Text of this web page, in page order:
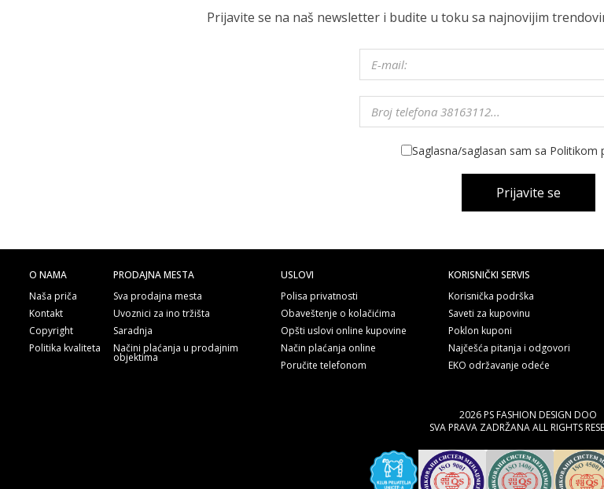
Prijavite se na naš newsletter i budite u toku sa najnovijim
Saglasna/saglasan sam sa Politikom
Prijavite se
O NAMA
Naša priča
Kontakt
Copyright
Politika kvaliteta
PRODAJNA MESTA
Sva prodajna mesta
Uvoznici za ino tržišta
Saradnja
Načini plaćanja u prodajnim
objektima
USLOVI
Polisa privatnosti
Obaveštenje o kolačićima
Opšti uslovi online kupovine
Način plaćanja online
Poručite telefonom
KORISNIČKI SERVIS
Korisnička podrška
Saveti za kupovinu
Poklon kuponi
Najčešća pitanja i odgovori
EKO održavanje odeće
2026 PS FASHION DESIGN DOO
SVA PRAVA ZADRŽANA ALL RIGHTS